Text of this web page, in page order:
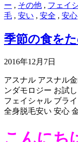
ー , その他 , フェイ
毛 , 安い , 安全 , 安心
季節の食を
2016年12月7日
アスナル アスナル
ンダモロジー お試し
フェイシャル ブラ
全身脱毛安い 安心
こんにち